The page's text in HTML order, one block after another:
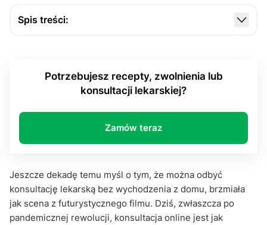
Spis treści:
Czy lekarz online może pomóc tak samo jak „na
Konsultacja online. Zaufanie do systemu, zaufanie
Potrzebujesz recepty, zwolnienia lub
konsultacji lekarskiej?
Zamów teraz
Jeszcze dekadę temu myśl o tym, że można odbyć
konsultację lekarską bez wychodzenia z domu, brzmiała
jak scena z futurystycznego filmu. Dziś, zwłaszcza po
pandemicznej rewolucji, konsultacja online jest jak